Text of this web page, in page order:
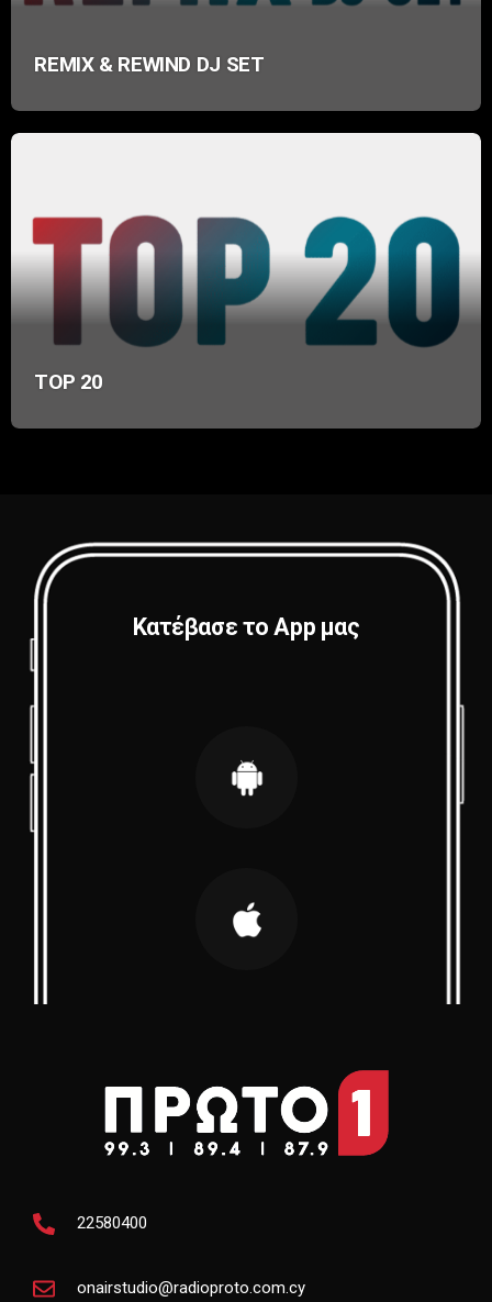
REMIX & REWIND DJ SET
TOP 20
Κατέβασε το App μας
22580400
onairstudio@radioproto.com.cy